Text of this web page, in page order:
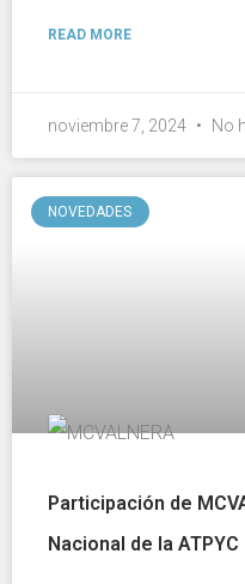
READ MORE
noviembre 7, 2024 No
NOVEDADES
Participación de
Nacional de la